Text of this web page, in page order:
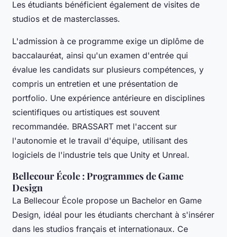
Les étudiants bénéficient également de visites de
studios et de masterclasses.
L'admission à ce programme exige un diplôme de
baccalauréat, ainsi qu'un examen d'entrée qui
évalue les candidats sur plusieurs compétences, y
compris un entretien et une présentation de
portfolio. Une expérience antérieure en disciplines
scientifiques ou artistiques est souvent
recommandée. BRASSART met l'accent sur
l'autonomie et le travail d'équipe, utilisant des
logiciels de l'industrie tels que Unity et Unreal.
Bellecour École : Programmes de Game
Design
La Bellecour École propose un Bachelor en Game
Design, idéal pour les étudiants cherchant à s'insérer
dans les studios français et internationaux. Ce